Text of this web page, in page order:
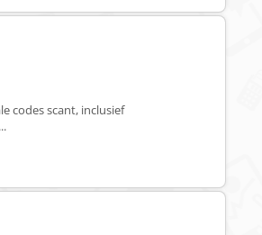
codes scant, inclusief